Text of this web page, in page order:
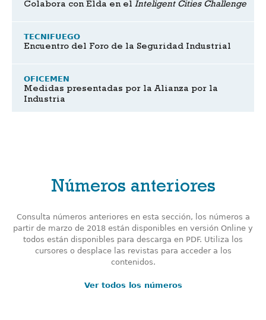
Colabora con Elda en el Inteligent Cities Challenge
TECNIFUEGO
Encuentro del Foro de la Seguridad Industrial
OFICEMEN
Medidas presentadas por la Alianza por la
Industria
Números anteriores
Consulta números anteriores en esta sección, los números a
partir de marzo de 2018 están disponibles en versión Online y
todos están disponibles para descarga en PDF. Utiliza los
cursores o desplace las revistas para acceder a los
contenidos.
Ver todos los números